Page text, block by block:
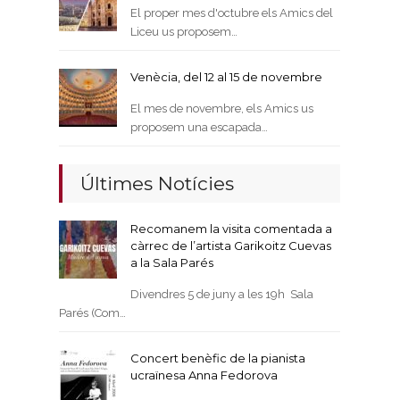
El proper mes d'octubre els Amics del
Liceu us proposem…
Venècia, del 12 al 15 de novembre
El mes de novembre, els Amics us
proposem una escapada…
Últimes Notícies
Recomanem la visita comentada a
càrrec de l’artista Garikoitz Cuevas
a la Sala Parés
Divendres 5 de juny a les 19h Sala
Parés (Com…
Concert benèfic de la pianista
ucraïnesa Anna Fedorova